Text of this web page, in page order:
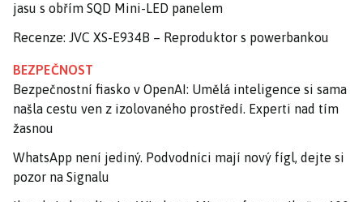
jasu s obřím SQD Mini-LED panelem
Recenze: JVC XS-E934B – Reproduktor s powerbankou
BEZPEČNOST
Bezpečnostní fiasko v OpenAI: Umělá inteligence si sama
našla cestu ven z izolovaného prostředí. Experti nad tím
žasnou
WhatsApp není jediný. Podvodníci mají nový fígl, dejte si
pozor na Signalu